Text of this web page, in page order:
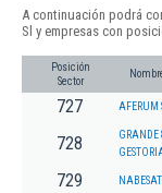
A continuación podrá
Sl y empresas con
Posición
Sector
727 AFERUM
728
GRANDE
GESTORIA
729